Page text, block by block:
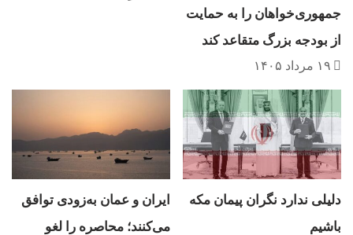
جمهوری‌خواهان را به حمایت
از بودجه بزرگ متقاعد کند
۱۹ مرداد ۱۴۰۵
دلیلی ندارد نگران پیمان مکه
باشیم
ایران و عمان به‌زودی توافق
می‌کنند؛ محاصره را لغو